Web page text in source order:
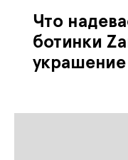
Что
ботинки